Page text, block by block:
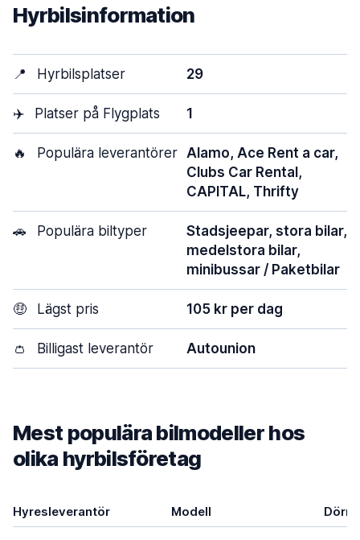
Hyrbilsinformation
📍 Hyrbilsplatser 29
✈️ Platser på Flygplats 1
🔥 Populära leverantörer Alamo, Ace Rent a car,
Clubs Car Rental,
CAPITAL, Thrifty
🚗 Populära biltyper
Stadsjeepar, stora bilar,
medelstora bilar,
minibussar / Paketbilar
🤑 Lägst pris 105 kr per dag
👛 Billigast leverantör Autounion
Mest populära bilmodeller hos
olika hyrbilsföretag
Hyresleverantör Modell